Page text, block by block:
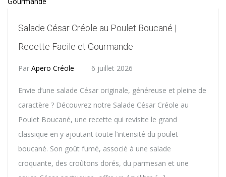
Salade César Créole au Poulet Boucané |
Recette Facile et Gourmande
Par Apero Créole 6 juillet 2026
Envie d’une salade César originale, généreuse et pleine de
caractère ? Découvrez notre Salade César Créole au
Poulet Boucané, une recette qui revisite le grand
classique en y ajoutant toute l’intensité du poulet
boucané. Son goût fumé, associé à une salade
croquante, des croûtons dorés, du parmesan et une